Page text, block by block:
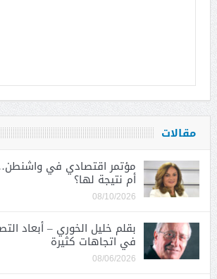
مقالات
مؤتمر اقتصادي في
أم نتيجة لها؟
08/10/2026
بقلم خليل الخوري – أبعاد
في اتجاهات كثيرة
08/06/2026